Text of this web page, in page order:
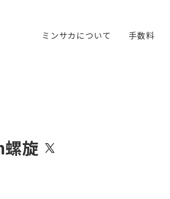
ミンサカについて 手数料
旋